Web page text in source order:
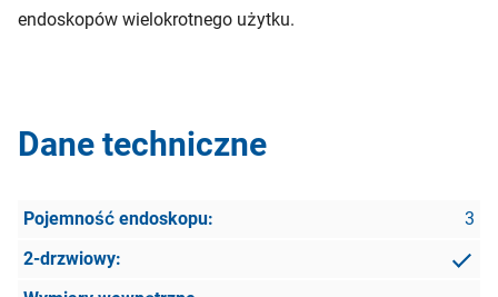
endoskopów wielokrotnego użytku.
Dane techniczne
3